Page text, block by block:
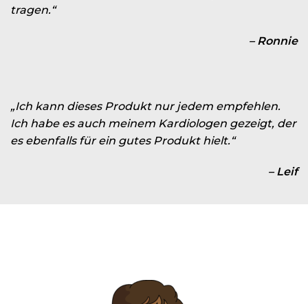
tragen.“
– Ronnie
„Ich kann dieses Produkt nur jedem empfehlen.
Ich habe es auch meinem Kardiologen gezeigt, der
es ebenfalls für ein gutes Produkt hielt.“
– Leif